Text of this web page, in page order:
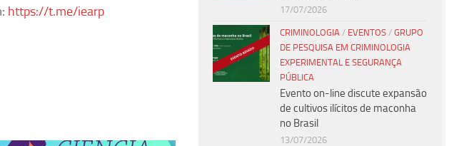
https://t.me/iearp 17/07/2026
CRIMINOLOGIA / EVENTOS / GRUPO
DE PESQUISA EM CRIMINOLOGIA
EXPERIMENTAL E SEGURANÇA
PÚBLICA
Evento on-line discute expansão
de cultivos ilícitos de maconha
no Brasil
13/07/2026